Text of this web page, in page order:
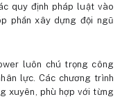
quy định pháp luật vào
phần xây dựng đội ngũ
luôn chú trọng công
lực. Các chương trình
xuyên, phù hợp với từng